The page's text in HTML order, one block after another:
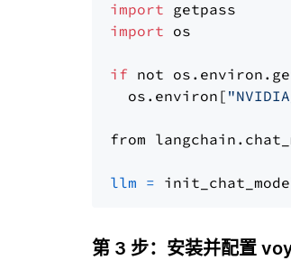
import
import os
if not
  os.environ[
from
llm =
第 3 步：安装并配置